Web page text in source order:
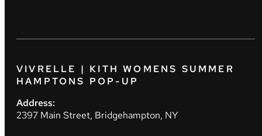
VIVRELLE | KITH WOMENS SUMMER
HAMPTONS POP-UP
Address:
2397 Main Street, Bridgehampton, NY